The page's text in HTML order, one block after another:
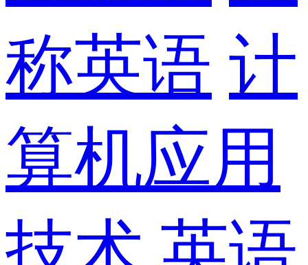
称英语 计
算机应用